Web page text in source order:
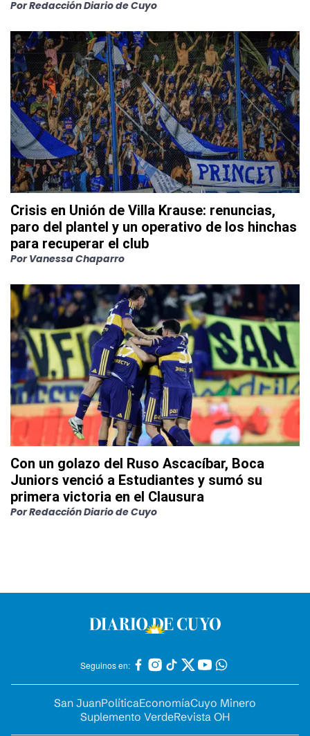
PorRedacción Diario de Cuyo
Crisis en Unión de Villa Krause: renuncias,
paro del plantel y un operativo de los hinchas
para recuperar el club
Por Vanessa Chaparro
Con un golazo del Ruso Ascacíbar, Boca
Juniors venció a Estudiantes y sumó su
primera victoria en el Clausura
PorRedacción Diario de Cuyo
Seguinos en:
San JuanPolíticaEconomíaCuyo Minero
Suplemento VerdeRevista OH